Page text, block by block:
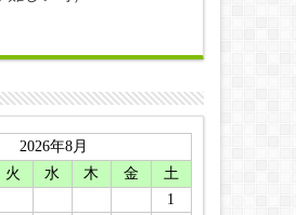
2026年8月
火 水 木 金
土
1